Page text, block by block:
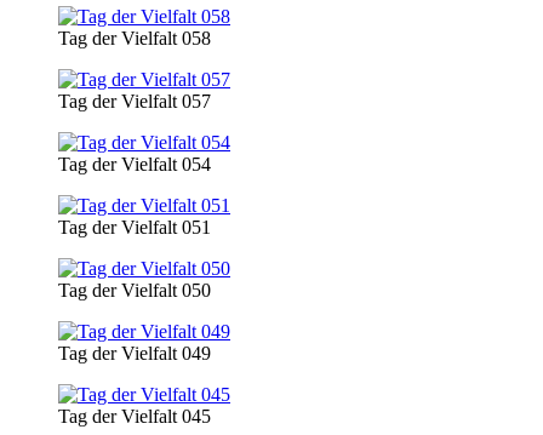
Tag der Vielfalt 058
Tag der Vielfalt 057
Tag der Vielfalt 054
Tag der Vielfalt 051
Tag der Vielfalt 050
Tag der Vielfalt 049
Tag der Vielfalt 045